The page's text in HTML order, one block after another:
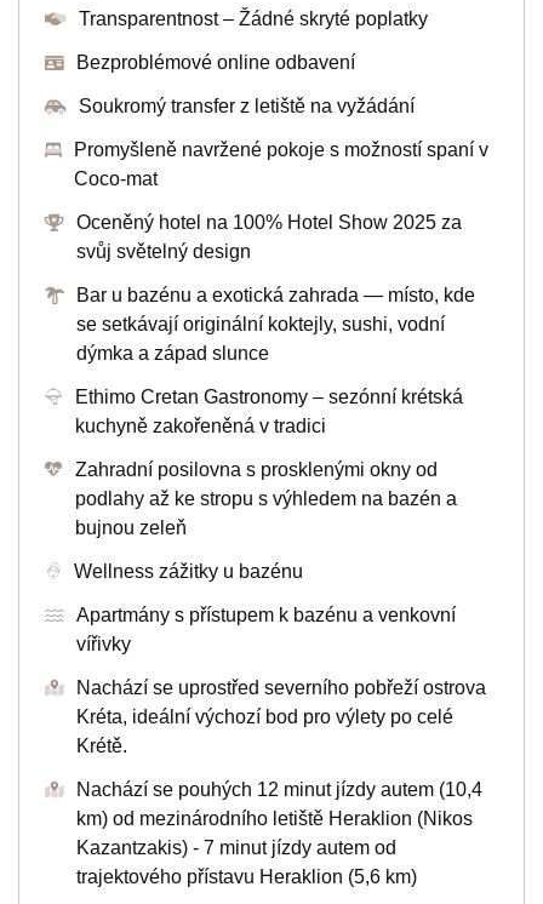
Transparentnost – Žádné skryté poplatky
Bezproblémové online odbavení
Soukromý transfer z letiště na vyžádání
Promyšleně navržené pokoje s možností spaní v
Coco-mat
Oceněný hotel na 100% Hotel Show 2025 za
svůj světelný design
Bar u bazénu a exotická zahrada — místo, kde
se setkávají originální koktejly, sushi, vodní
dýmka a západ slunce
Ethimo Cretan Gastronomy – sezónní krétská
kuchyně zakořeněná v tradici
Zahradní posilovna s prosklenými okny od
podlahy až ke stropu s výhledem na bazén a
bujnou zeleň
Wellness zážitky u bazénu
Apartmány s přístupem k bazénu a venkovní
vířivky
Nachází se uprostřed severního pobřeží ostrova
Kréta, ideální výchozí bod pro výlety po celé
Krétě.
Nachází se pouhých 12 minut jízdy autem (10,4
km) od mezinárodního letiště Heraklion (Nikos
Kazantzakis) - 7 minut jízdy autem od
trajektového přístavu Heraklion (5,6 km)